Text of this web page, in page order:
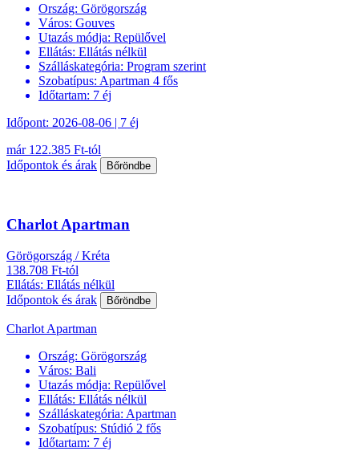
Ország: Görögország
Város: Gouves
Utazás módja: Repülővel
Ellátás: Ellátás nélkül
Szálláskategória: Program szerint
Szobatípus: Apartman 4 fős
Időtartam: 7 éj
Időpont: 2026-08-06 | 7 éj
már 122.385 Ft-tól
Időpontok és árak
Bőröndbe
Charlot Apartman
Görögország / Kréta
138.708 Ft-tól
Ellátás: Ellátás nélkül
Időpontok és árak
Bőröndbe
Charlot Apartman
Ország: Görögország
Város: Bali
Utazás módja: Repülővel
Ellátás: Ellátás nélkül
Szálláskategória: Apartman
Szobatípus: Stúdió 2 fős
Időtartam: 7 éj